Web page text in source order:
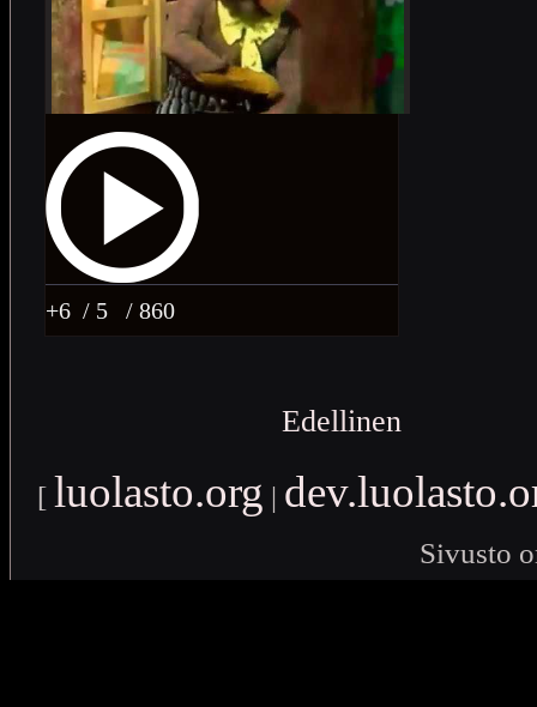
+6 / 5 / 860
Edellinen
[ luolasto.org |
Sivusto